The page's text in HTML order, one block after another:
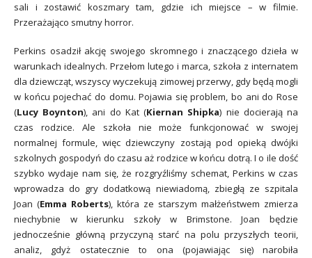
sali i zostawić koszmary tam, gdzie ich miejsce – w filmie.
Przerażająco smutny horror.
Perkins osadził akcję swojego skromnego i znaczącego dzieła w
warunkach idealnych. Przełom lutego i marca, szkoła z internatem
dla dziewcząt, wszyscy wyczekują zimowej przerwy, gdy będą mogli
w końcu pojechać do domu. Pojawia się problem, bo ani do Rose
(Lucy Boynton), ani do Kat (Kiernan Shipka) nie docierają na
czas rodzice. Ale szkoła nie może funkcjonować w swojej
normalnej formule, więc dziewczyny zostają pod opieką dwójki
szkolnych gospodyń do czasu aż rodzice w końcu dotrą. I o ile dość
szybko wydaje nam się, że rozgryźliśmy schemat, Perkins w czas
wprowadza do gry dodatkową niewiadomą, zbiegłą ze szpitala
Joan (Emma Roberts), która ze starszym małżeństwem zmierza
niechybnie w kierunku szkoły w Brimstone. Joan będzie
jednocześnie główną przyczyną starć na polu przyszłych teorii,
analiz, gdyż ostatecznie to ona (pojawiając się) narobiła